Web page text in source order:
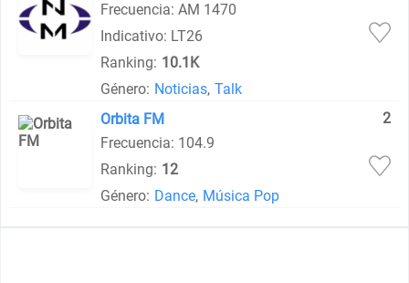
Frecuencia: AM 1470
Indicativo: LT26
Ranking: 10.1K
Género: Noticias, Talk
Orbita FM
2
Frecuencia: 104.9
Ranking: 12
Género: Dance, Música Pop